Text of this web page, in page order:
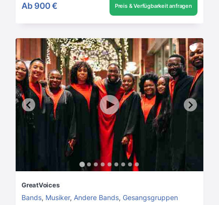
Ab 900 € Preis & Verfügbarkeit anfragen
GreatVoices
Bands, Musiker, Andere Bands, Gesangsgruppen